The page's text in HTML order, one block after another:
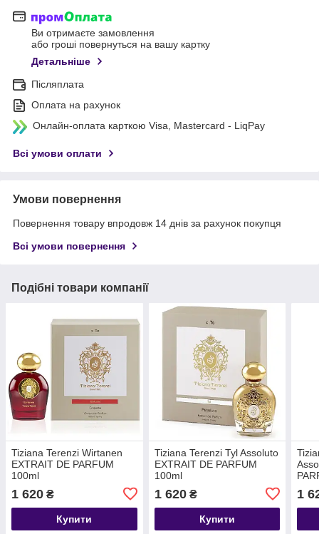
Ви отримаєте замовлення
або гроші повернуться на вашу картку
Детальніше
Післяплата
Оплата на рахунок
Онлайн-оплата карткою Visa, Mastercard - LiqPay
Всі умови оплати
Умови повернення
Повернення товару впродовж 14 днів за рахунок покупця
Всі умови повернення
Подібні товари компанії
Tiziana Terenzi Wirtanen
EXTRAIT DE PARFUM
100ml
1 620 ₴
Купити
Tiziana Terenzi Tyl Assoluto
EXTRAIT DE PARFUM
100ml
1 620₴
Купити
1